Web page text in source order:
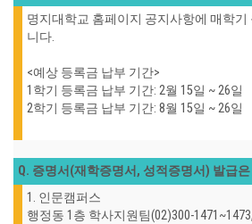
명지대학교 홈페이지 공지사항에 매학기
니다.
<예상 등록금 납부 기간>
1학기 등록금 납부 기간: 2월 15일 ~ 26일
2학기 등록금 납부 기간: 8월 15일 ~ 26일
Q. 증명서(재학증명서, 성적증명서) 발급
1. 인문캠퍼스
행정동 1층 학사지원팀(02)300-